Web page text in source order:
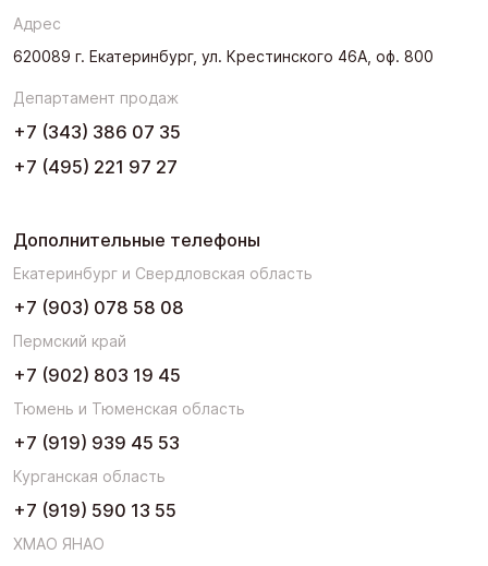
Адрес
620089 г. Екатеринбург, ул. Крестинского 46А, оф. 800
Департамент продаж
+7 (343) 386 07 35
+7 (495) 221 97 27
Дополнительные телефоны
Екатеринбург и Свердловская область
+7 (903) 078 58 08
Пермский край
+7 (902) 803 19 45
Тюмень и Тюменская область
+7 (919) 939 45 53
Курганская область
+7 (919) 590 13 55
ХМАО ЯНАО